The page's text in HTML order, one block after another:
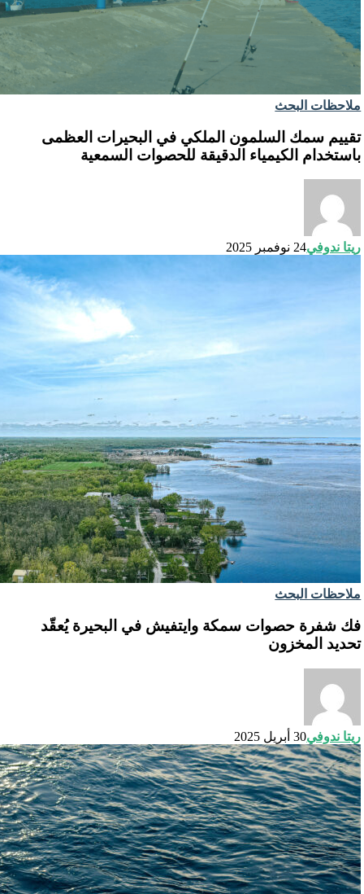
ملاحظات البحث
تقييم سمك السلمون الملكي في البحيرات العظمى
باستخدام الكيمياء الدقيقة للحصوات السمعية
ريتا ندوفي24 نوفمبر 2025
ملاحظات البحث
فك شفرة حصوات سمكة وايتفيش في البحيرة يُعقّد
تحديد المخزون
ريتا ندوفي30 أبريل 2025